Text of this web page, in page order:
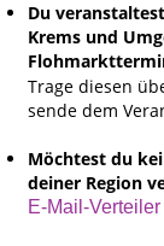
Du
Krems und
Trage diesen
sende dem
Möchtest du
deiner Region
E-Mail-Verteiler